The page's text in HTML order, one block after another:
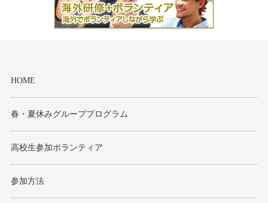
HOME
春・夏休みグループプログラム
高校生参加ボランティア
参加方法